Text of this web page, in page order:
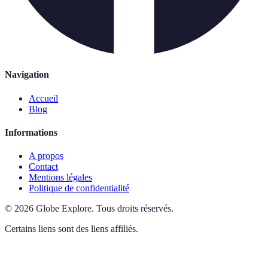
Navigation
Accueil
Blog
Informations
A propos
Contact
Mentions légales
Politique de confidentialité
© 2026 Globe Explore. Tous droits réservés.
Certains liens sont des liens affiliés.